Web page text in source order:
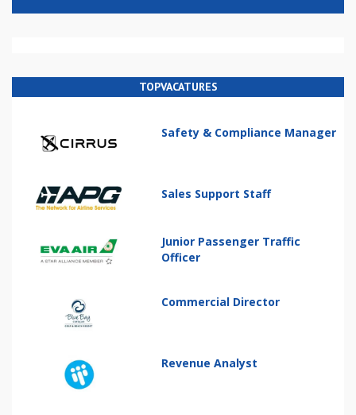
TOPVACATURES
Safety & Compliance Manager
Sales Support Staff
Junior Passenger Traffic
Officer
Commercial Director
Revenue Analyst